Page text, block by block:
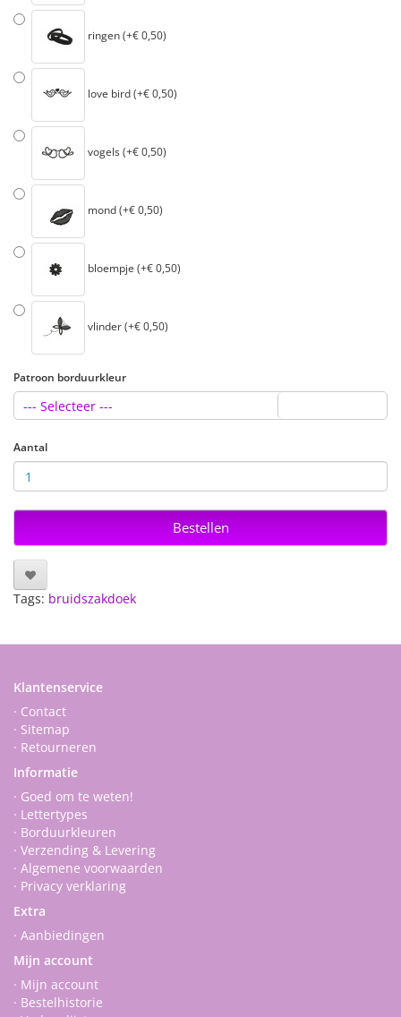
ringen (+€ 0,50)
love bird (+€ 0,50)
vogels (+€ 0,50)
mond (+€ 0,50)
bloempje (+€ 0,50)
vlinder (+€ 0,50)
Patroon borduurkleur
--- Selecteer ---
Aantal
Bestellen
Tags: bruidszakdoek
Klantenservice
· Contact
· Sitemap
· Retourneren
Informatie
· Goed om te weten!
· Lettertypes
· Borduurkleuren
· Verzending & Levering
· Algemene voorwaarden
· Privacy verklaring
Extra
· Aanbiedingen
Mijn account
· Mijn account
· Bestelhistorie